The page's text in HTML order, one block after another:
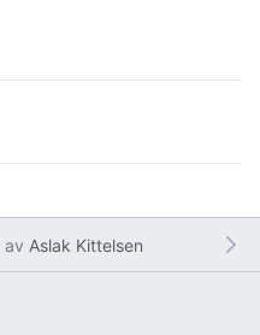
av Aslak Kittelsen